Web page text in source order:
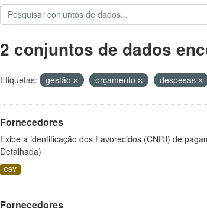
2 conjuntos de dados
Etiquetas: gestão orçamento despesas
Fornecedores
Exibe a identificação dos Favorecidos (CNPJ) de
Detalhada)
CSV
Fornecedores